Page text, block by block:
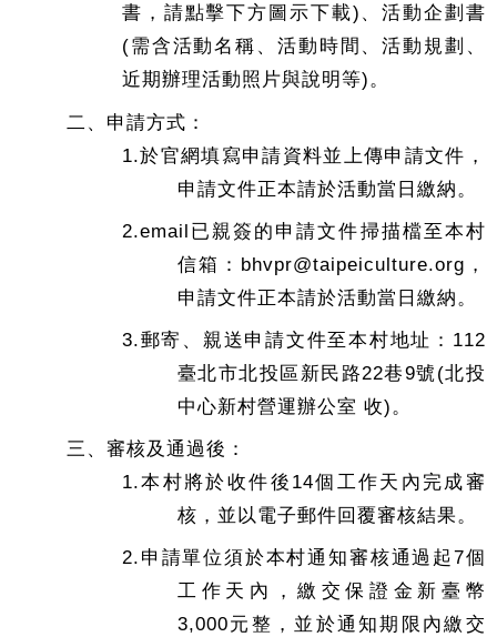
書，請點擊下方圖示下載)、活動企劃書
(需含活動名稱、活動時間、活動規劃、
近期辦理活動照片與說明等)。
二、申請方式：
1.於官網填寫申請資料並上傳申請文件，
申請文件正本請於活動當日繳納。
2.email已親簽的申請文件掃描檔至本村
信箱：bhvpr@taipeiculture.org，
申請文件正本請於活動當日繳納。
3.郵寄、親送申請文件至本村地址：112
臺北市北投區新民路22巷9號(北投
中心新村營運辦公室 收)。
三、審核及通過後：
1.本村將於收件後14個工作天內完成審
核，並以電子郵件回覆審核結果。
2.申請單位須於本村通知審核通過起7個
工作天內，繳交保證金新臺幣
3,000元整，並於通知期限內繳交